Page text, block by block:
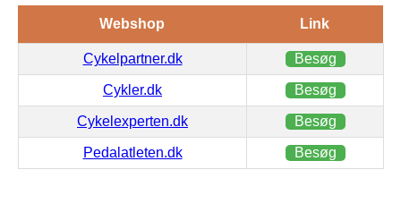
Webshop Link
Cykelpartner.dk Besøg
Cykler.dk Besøg
Cykelexperten.dk Besøg
Pedalatleten.dk Besøg